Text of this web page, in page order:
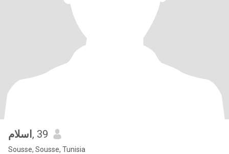
اسلام , 39
Sousse, Sousse, Tunisia